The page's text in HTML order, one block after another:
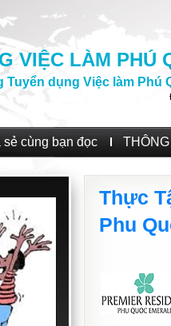
VIỆC LÀM PHÚ
Tuyển dụng Việc làm Phú
sẻ cùng bạn đọc
Thực
Phu